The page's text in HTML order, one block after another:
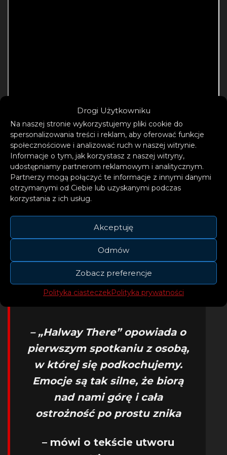
Drogi Użytkowniku
Na naszej stronie wykorzystujemy pliki cookie do
spersonalizowania treści i reklam, aby oferować funkcje
społecznościowe i analizować ruch w naszej witrynie.
Informacje o tym, jak korzystasz z naszej witryny,
udostępniamy partnerom reklamowym i analitycznym.
Partnerzy mogą połączyć te informacje z innymi danymi
otrzymanymi od Ciebie lub uzyskanymi podczas
korzystania z ich usług.
Akceptuję
Odmów
Zobacz preferencje
Polityka ciasteczekPolityka prywatności
Nowy singiel uderza w inną nutę niż
imponującym soulowy „Comfortable” i
pokazuje wpływy R&B w jego muzyce.
Warstwa instrumentalna bazuje na basowym
groovie, po którym Victor podróżuje pewnie,
demonstrując imponujące umiejętności
– „Halway There” opowiada o
pierwszym spotkaniu z osobą,
w której się podkochujemy.
Emocje są tak silne, że biorą
nad nami górę i cała
ostrożność po prostu znika
– mówi o tekście utworu